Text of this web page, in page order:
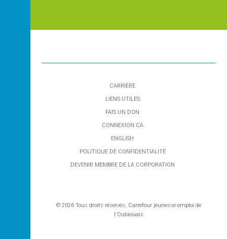
CARRIÈRE
LIENS UTILES
FAIS UN DON
CONNEXION CA
ENGLISH
POLITIQUE DE CONFIDENTIALITÉ
DEVENIR MEMBRE DE LA CORPORATION
© 2026 Tous droits réservés, Carrefour jeunesse emploi de
l'Outaouais